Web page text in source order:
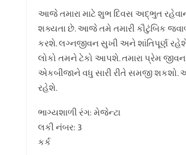
આજે તમારા માટે શુભ દિવસ અદ્ભુત
શક્યતા છે. આજે તમે તમારી કૌટુંબિક
કરશે. લગ્નજીવન સુખી અને શાંતિપૂર્ણ
લોકો તમને ટેકો આપશે. તમારા પ્રેમ
એકબીજાને વધુ સારી રીતે સમજી
રહેશે.
ભાગ્યશાળી રંગ: મેજેન્ટા
લકી નંબર: 3
કર્ક